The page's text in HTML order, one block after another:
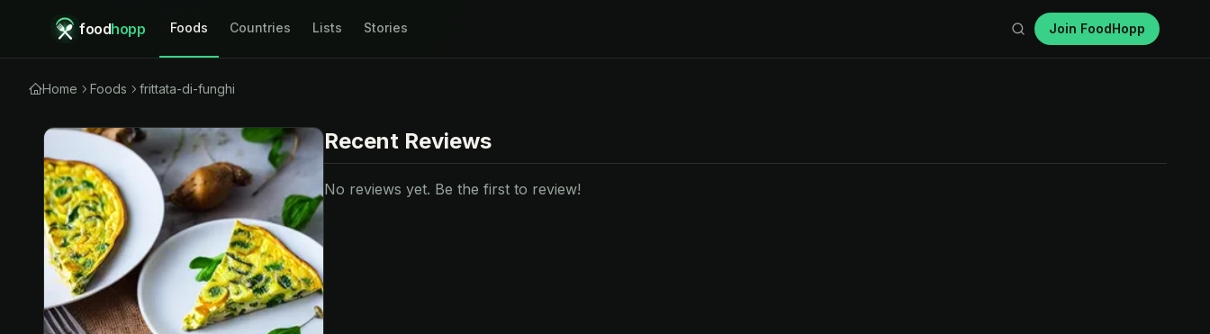
foodhopp Foods Countries Lists Stories Join FoodHopp
Home Foods frittata-di-funghi
Recent Reviews
No reviews yet. Be the first to review!